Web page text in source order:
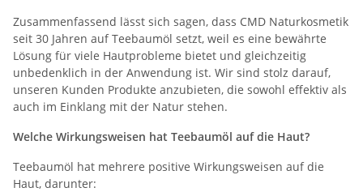
Zusammenfassend lässt sich sagen, dass CMD Naturkosmetik
seit 30 Jahren auf Teebaumöl setzt, weil es eine bewährte
Lösung für viele Hautprobleme bietet und gleichzeitig
unbedenklich in der Anwendung ist. Wir sind stolz darauf,
unseren Kunden Produkte anzubieten, die sowohl effektiv als
auch im Einklang mit der Natur stehen.
Welche Wirkungsweisen hat Teebaumöl auf die Haut?
Teebaumöl hat mehrere positive Wirkungsweisen auf die
Haut, darunter: